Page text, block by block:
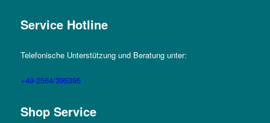
Service Hotline
Telefonische Unterstützung und Beratung unter:
+49-2564/395395
Shop Service